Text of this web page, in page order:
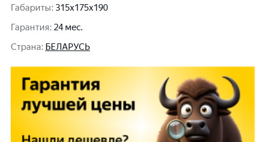
Габариты: 315x175x190
Гарантия: 24 мес.
Cтрана: БЕЛАРУСЬ